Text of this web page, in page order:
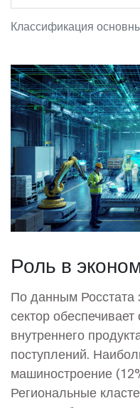
Классификация
Роль в
По данным
сектор
внутреннего
поступлений.
машиностроение
Региональные